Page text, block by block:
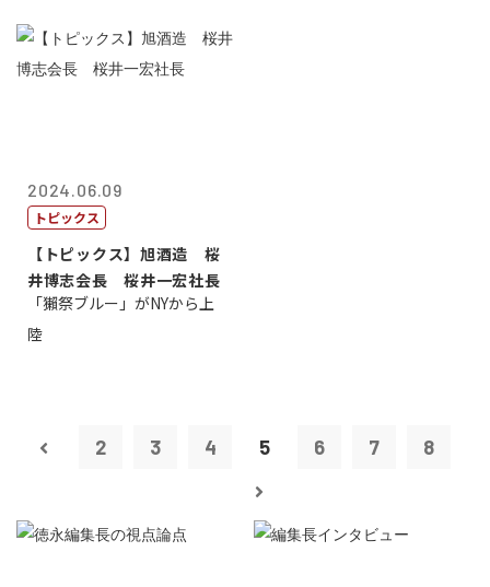
2024.06.09
トピックス
【トピックス】旭酒造 桜
井博志会長 桜井一宏社長
「獺祭ブルー」がNYから上
陸
2 3 4 5 6 7 8